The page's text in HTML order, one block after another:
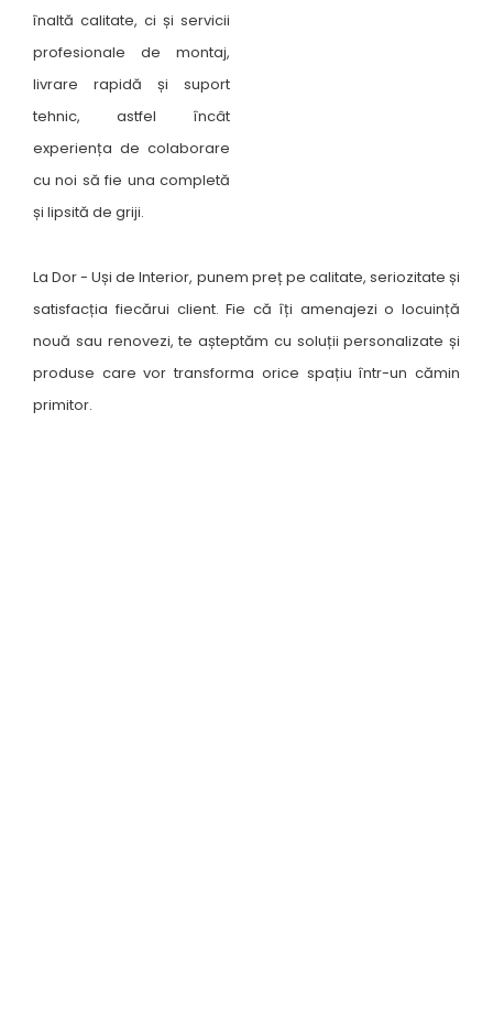
înaltă calitate, ci și servicii
profesionale de montaj,
livrare rapidă și suport
tehnic, astfel încât
experiența de colaborare
cu noi să fie una completă
și lipsită de griji.
La Dor - Uși de Interior, punem preț pe calitate, seriozitate și
satisfacția fiecărui client. Fie că îți amenajezi o locuință
nouă sau renovezi, te așteptăm cu soluții personalizate și
produse care vor transforma orice spațiu într-un cămin
primitor.